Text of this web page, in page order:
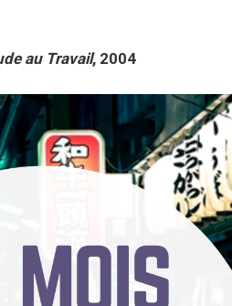
au Travail, 2004